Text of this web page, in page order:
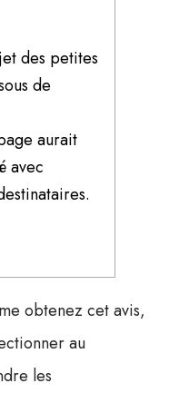
des petites
de
aurait
avec
obtenez cet avis,
au
les